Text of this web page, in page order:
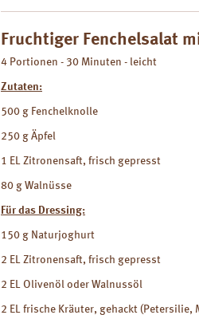
Fruchtiger Fenchelsalat
4 Portionen - 30 Minuten - leicht
Zutaten:
500 g Fenchelknolle
250 g Äpfel
1 EL Zitronensaft, frisch gepresst
80 g Walnüsse
Für das Dressing:
150 g Naturjoghurt
2 EL Zitronensaft, frisch gepresst
2 EL Olivenöl oder Walnussöl
2 EL frische Kräuter, gehackt (Petersilie,